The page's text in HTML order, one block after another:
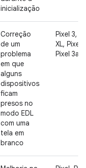
inicialização
Correção
de um
problema
em que
alguns
dispositivos
ficam
presos no
modo EDL
com uma
tela em
branco
Pixel 3,
XL, Pixel
Pixel 3a